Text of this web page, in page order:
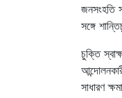
জনসংহতি
সঙ্গে
চুক্তি
সাধারণ